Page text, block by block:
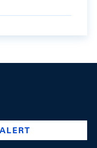
swiss-national-
@swissnationalbank